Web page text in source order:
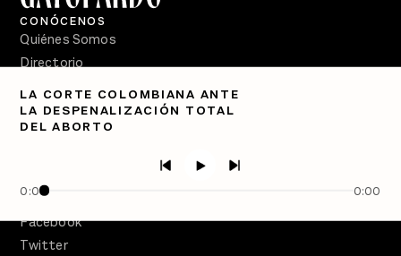
LA CORTE COLOMBIANA ANTE
LA DESPENALIZACIÓN TOTAL
DEL ABORTO
0:00 0:00
CONÓCENOS
Quiénes Somos
Directorio
PÓDCASTS
Semanario Gatopardo
Facebook
Twitter